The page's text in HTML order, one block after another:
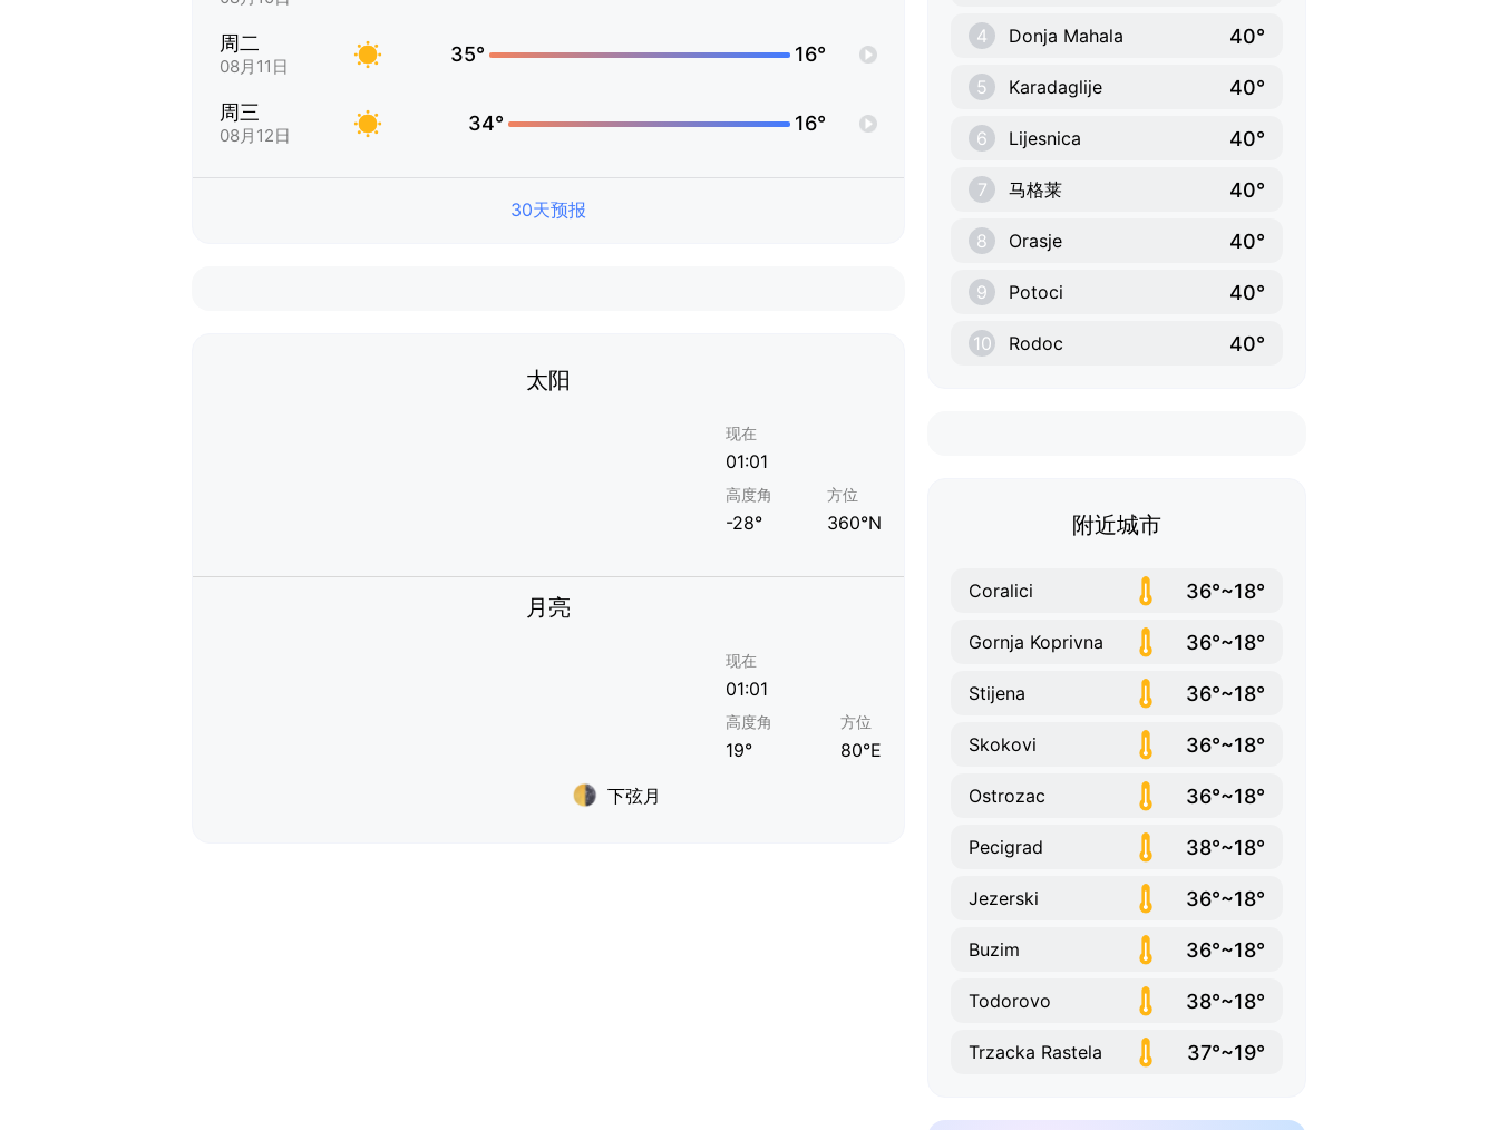
周二
08月11日
35° 16°
周三
08月12日
34° 16°
30天预报
太阳
现在
01:01
高度角
-28°
方位
360°N
月亮
下弦月
现在
01:01
高度角
19°
方位
80°E
4 Donja Mahala 40°
5 Karadaglije 40°
6 Lijesnica 40°
7 马格莱 40°
8 Orasje 40°
9 Potoci 40°
10 Rodoc 40°
附近城市
Coralici 36°~18°
Gornja Koprivna 36°~18°
Stijena 36°~18°
Skokovi 36°~18°
Ostrozac 36°~18°
Pecigrad 38°~18°
Jezerski 36°~18°
Buzim 36°~18°
Todorovo 38°~18°
Trzacka Rastela 37°~19°